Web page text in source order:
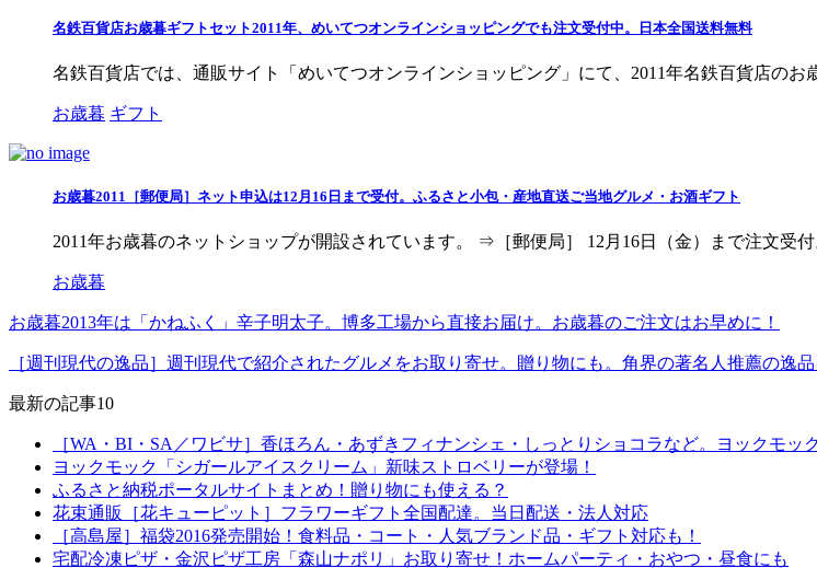
名鉄百貨店お歳暮ギフトセット2011年、めいてつオンラインショッピングでも注文受付中。日本全国送料無料
名鉄百貨店では、通販サイト「めいてつオンラインショッピング」にて、2011年名鉄百貨店のお
お歳暮 ギフト
お歳暮2011［郵便局］ネット申込は12月16日まで受付。ふるさと小包・産地直送ご当地グルメ・お酒ギフト
2011年お歳暮のネットショップが開設されています。 ⇒［郵便局］ 12月16日（金）まで注文受
お歳暮
お歳暮2013年は「かねふく」辛子明太子。博多工場から直接お届け。お歳暮のご注文はお早めに！
［週刊現代の逸品］週刊現代で紹介されたグルメをお取り寄せ。贈り物にも。角界の著名人推薦の逸品
最新の記事10
［WA・BI・SA／ワビサ］香ほろん・あずきフィナンシェ・しっとりショコラなど。ヨックモッ
ヨックモック「シガールアイスクリーム」新味ストロベリーが登場！
ふるさと納税ポータルサイトまとめ！贈り物にも使える？
花束通販［花キューピット］フラワーギフト全国配達。当日配送・法人対応
［高島屋］福袋2016発売開始！食料品・コート・人気ブランド品・ギフト対応も！
宅配冷凍ピザ・金沢ピザ工房「森山ナポリ」お取り寄せ！ホームパーティ・おやつ・昼食にも